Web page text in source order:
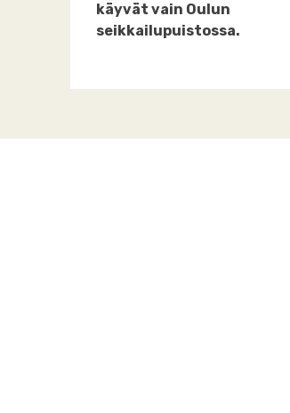
käyvät vain Oulun
seikkailupuistossa.